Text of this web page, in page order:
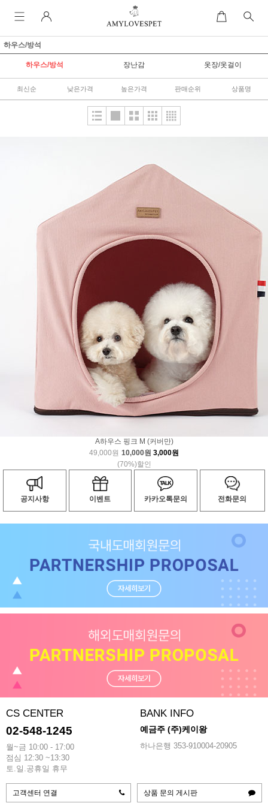
하우스/방석
하우스/방석 장난감 옷장/옷걸이
최신순 낮은가격 높은가격 판매순위 상품명
A하우스 핑크 M (커버만)
49,000원 10,000원 3,000원
(70%)할인
공지사항 이벤트 카카오톡문의 전화문의
CS CENTER
02-548-1245
월~금 10:00 - 17:00
점심 12:30 ~13:30
토.일.공휴일 휴무
BANK INFO
예금주 (주)케이왕
하나은행 353-910004-20905
고객센터 연결 상품 문의 게시판